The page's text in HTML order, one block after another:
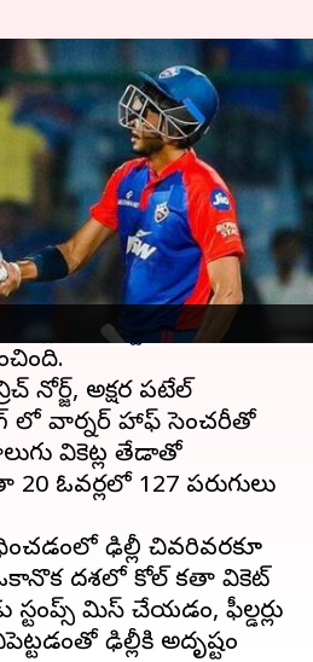
ఐపీఎల్ లో బోణీ
21, 2023 10:02 am
ఢిల్లీ క్యాపిటల్స్ తమ వరుస
చెక్ పెట్టింది. వరుసగా ఐదు
అతి కష్టం మీద కోల్
నోర్జ్, అక్షర పటేల్
లో వార్నర్ హాఫ్ సెంచరీతో
వికెట్ల తేడాతో
ఓవర్లలో 127 పరుగులు
ఢిల్లీ చివరివరకూ
దశలో కోల్ కతా వికెట్
మిస్ చేయడం, ఫీల్డర్లు
ఢిల్లీకి అదృష్టం